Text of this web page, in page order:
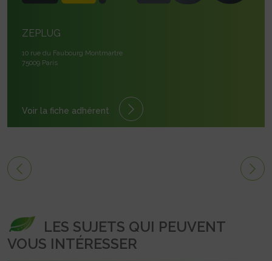
ZEPLUG
10 rue du Faubourg Montmartre
75009 Paris
Voir la fiche adhérent
LES SUJETS QUI PEUVENT
VOUS INTÉRESSER